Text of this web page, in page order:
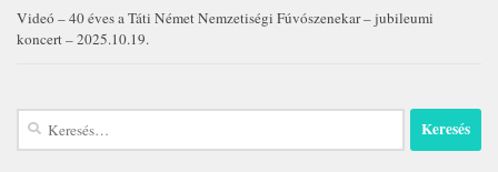
Videó – 40 éves a Táti Német Nemzetiségi Fúvószenekar – jubileumi
koncert – 2025.10.19.
Keresés: